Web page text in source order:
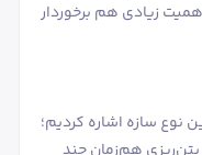
زیادی هم برخوردار
نوع سازه اشاره کردیم؛